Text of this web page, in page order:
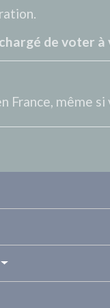
de voter
France, même